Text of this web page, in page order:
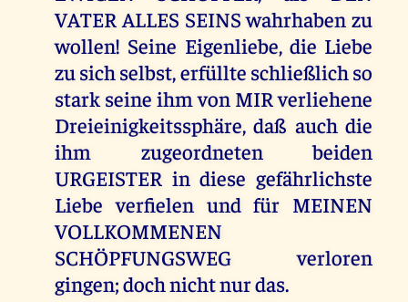
VATER ALLES SEINS wahrhaben zu
wollen! Seine Eigenliebe, die Liebe
zu sich selbst, erfüllte schließlich so
stark seine ihm von MIR verliehene
Dreieinigkeitssphäre, daß auch die
ihm zugeordneten beiden
URGEISTER in diese gefährlichste
Liebe verfielen und für MEINEN
VOLLKOMMENEN
SCHÖPFUNGSWEG verloren
gingen; doch nicht nur das.